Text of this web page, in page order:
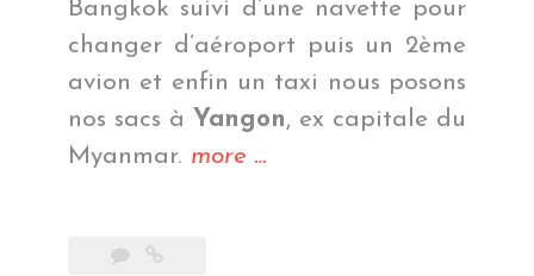
Bangkok suivi d’une navette pour
changer d’aéroport puis un 2ème
avion et enfin un taxi nous posons
nos sacs à Yangon, ex capitale du
Myanmar. more « Quand
…